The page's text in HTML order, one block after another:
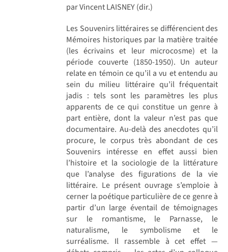
par Vincent LAISNEY (dir.)
Les Souvenirs littéraires se différencient des
Mémoires historiques par la matière traitée
(les écrivains et leur microcosme) et la
période couverte (1850-1950). Un auteur
relate en témoin ce qu’il a vu et entendu au
sein du milieu littéraire qu’il fréquentait
jadis : tels sont les paramètres les plus
apparents de ce qui constitue un genre à
part entière, dont la valeur n’est pas que
documentaire. Au-delà des anecdotes qu’il
procure, le corpus très abondant de ces
Souvenirs intéresse en effet aussi bien
l’histoire et la sociologie de la littérature
que l’analyse des figurations de la vie
littéraire. Le présent ouvrage s’emploie à
cerner la poétique particulière de ce genre à
partir d’un large éventail de témoignages
sur le romantisme, le Parnasse, le
naturalisme, le symbolisme et le
surréalisme. Il rassemble à cet effet —